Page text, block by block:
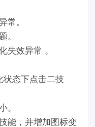
常。
。
失效异常 。
态下点击二技
。
能，并增加图标变